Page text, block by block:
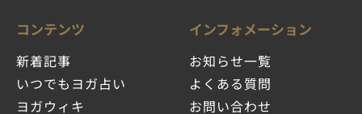
コンテンツ
新着記事
いつでもヨガ占い
ヨガウィキ
インフォメーション
お知らせ一覧
よくある質問
お問い合わせ